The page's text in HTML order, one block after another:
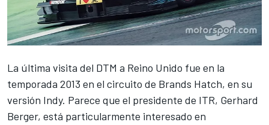
La última visita del DTM a Reino Unido fue en la
temporada 2013 en el circuito de Brands Hatch, en su
versión Indy. Parece que el presidente de ITR, Gerhard
Berger, está particularmente interesado en